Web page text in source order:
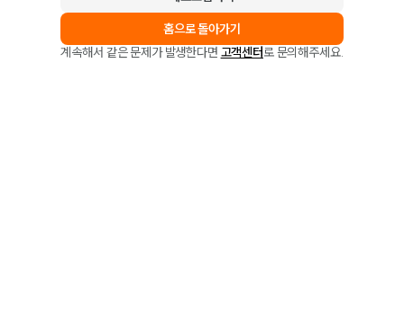
홈으로 돌아가기
계속해서 같은 문제가 발생한다면 고객센터로 문의해주세요.